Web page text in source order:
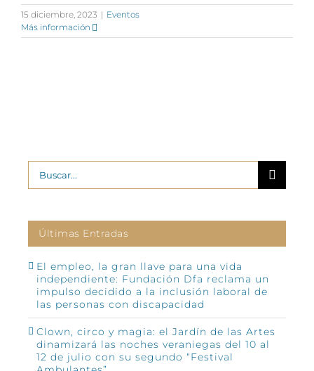
15 diciembre, 2023 | Eventos
Más información
Buscar:
Últimas Entradas
El empleo, la gran llave para una vida
independiente: Fundación Dfa reclama un
impulso decidido a la inclusión laboral de
las personas con discapacidad
Clown, circo y magia: el Jardín de las Artes
dinamizará las noches veraniegas del 10 al
12 de julio con su segundo “Festival